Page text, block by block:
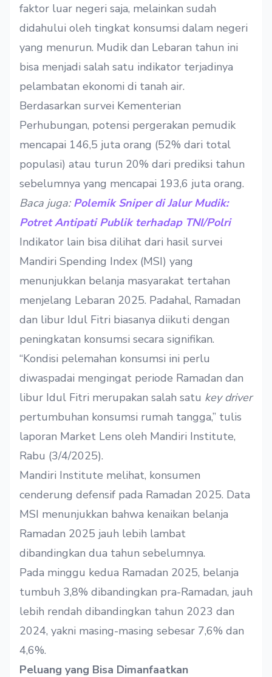
faktor luar negeri saja, melainkan sudah
didahului oleh tingkat konsumsi dalam negeri
yang menurun. Mudik dan Lebaran tahun ini
bisa menjadi salah satu indikator terjadinya
pelambatan ekonomi di tanah air.
Berdasarkan survei Kementerian
Perhubungan, potensi pergerakan pemudik
mencapai 146,5 juta orang (52% dari total
populasi) atau turun 20% dari prediksi tahun
sebelumnya yang mencapai 193,6 juta orang.
Baca juga: Polemik Sniper di Jalur Mudik:
Potret Antipati Publik terhadap TNI/Polri
Indikator lain bisa dilihat dari hasil survei
Mandiri Spending Index (MSI) yang
menunjukkan belanja masyarakat tertahan
menjelang Lebaran 2025. Padahal, Ramadan
dan libur Idul Fitri biasanya diikuti dengan
peningkatan konsumsi secara signifikan.
“Kondisi pelemahan konsumsi ini perlu
diwaspadai mengingat periode Ramadan dan
libur Idul Fitri merupakan salah satu key driver
pertumbuhan konsumsi rumah tangga,” tulis
laporan Market Lens oleh Mandiri Institute,
Rabu (3/4/2025).
Mandiri Institute melihat, konsumen
cenderung defensif pada Ramadan 2025. Data
MSI menunjukkan bahwa kenaikan belanja
Ramadan 2025 jauh lebih lambat
dibandingkan dua tahun sebelumnya.
Pada minggu kedua Ramadan 2025, belanja
tumbuh 3,8% dibandingkan pra-Ramadan, jauh
lebih rendah dibandingkan tahun 2023 dan
2024, yakni masing-masing sebesar 7,6% dan
4,6%.
Peluang yang Bisa Dimanfaatkan